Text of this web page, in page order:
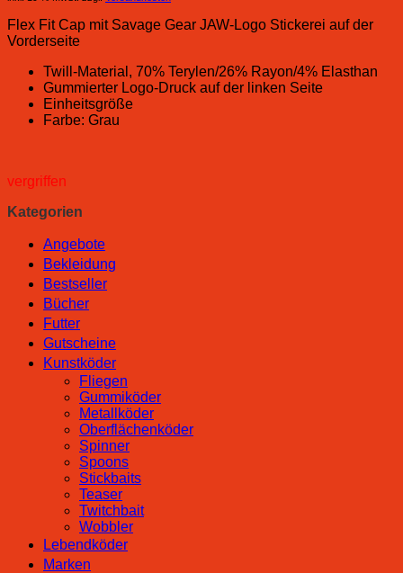
Flex Fit Cap mit Savage Gear JAW-Logo Stickerei auf der
Vorderseite
Twill-Material, 70% Terylen/26% Rayon/4% Elasthan
Gummierter Logo-Druck auf der linken Seite
Einheitsgröße
Farbe: Grau
vergriffen
Kategorien
Angebote
Bekleidung
Bestseller
Bücher
Futter
Gutscheine
Kunstköder
Fliegen
Gummiköder
Metallköder
Oberflächenköder
Spinner
Spoons
Stickbaits
Teaser
Twitchbait
Wobbler
Lebendköder
Marken